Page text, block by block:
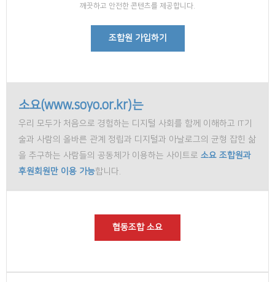
깨끗하고 안전한 콘텐츠를 제공합니다.
조합원 가입하기
소요(www.soyo.or.kr)는
우리 모두가 처음으로 경험하는 디지털 사회를 함께 이해하고 IT기
술과 사람의 올바른 관계 정립과 디지털과 아날로그의 균형 잡힌 삶
을 추구하는 사람들의 공동체가 이용하는 사이트로 소요 조합원과
후원회원만 이용 가능합니다.
협동조합 소요